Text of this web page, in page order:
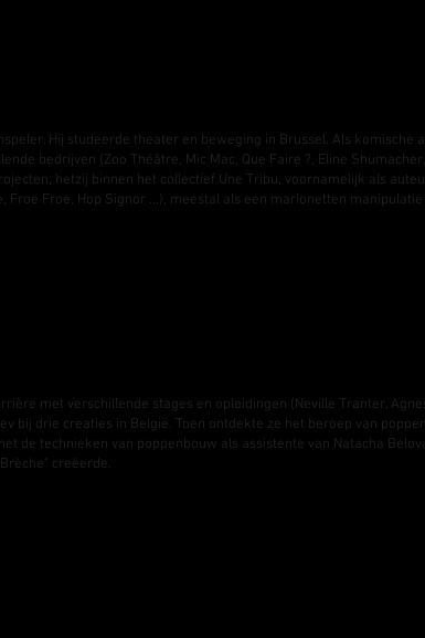
Hij studeerde theater en beweging in Brussel. Als komische
bedrijven (Zoo Théâtre, Mic Mac, Que Faire ?, Eline
hetzij binnen het collectief Une Tribu, voornamelijk als
Froe Froe, Hop Signor ...), meestal als een marionetten
met verschillende stages en opleidingen (Neville Tranter,
bij drie creaties in België. Toen ontdekte ze het beroep van
de technieken van poppenbouw als assistente van Natacha
creëerde.